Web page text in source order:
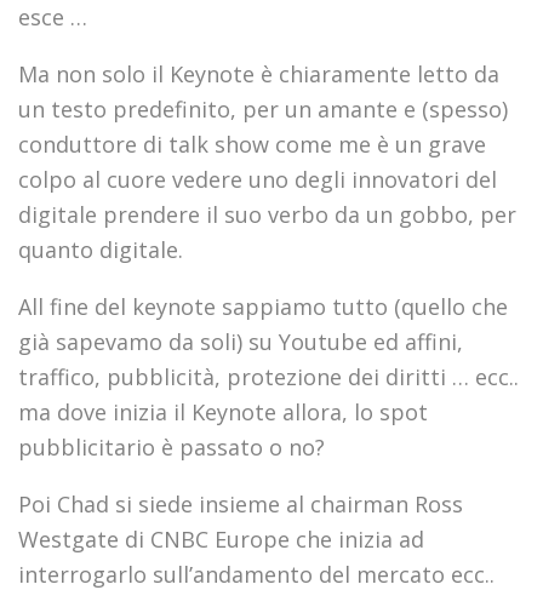
esce …
Ma non solo il Keynote è chiaramente letto da
un testo predefinito, per un amante e (spesso)
conduttore di talk show come me è un grave
colpo al cuore vedere uno degli innovatori del
digitale prendere il suo verbo da un gobbo, per
quanto digitale.
All fine del keynote sappiamo tutto (quello che
già sapevamo da soli) su Youtube ed affini,
traffico, pubblicità, protezione dei diritti … ecc..
ma dove inizia il Keynote allora, lo spot
pubblicitario è passato o no?
Poi Chad si siede insieme al chairman Ross
Westgate di CNBC Europe che inizia ad
interrogarlo sull’andamento del mercato ecc..